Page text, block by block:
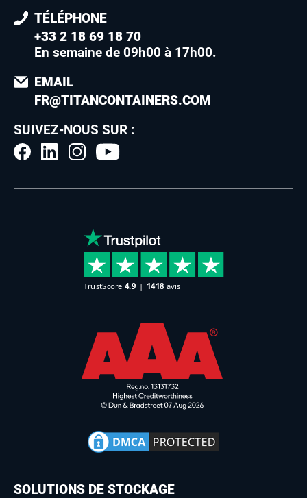
TÉLÉPHONE
+33 2 18 69 18 70
En semaine de 09h00 à 17h00.
EMAIL
FR@TITANCONTAINERS.COM
SUIVEZ-NOUS SUR :
SOLUTIONS DE STOCKAGE